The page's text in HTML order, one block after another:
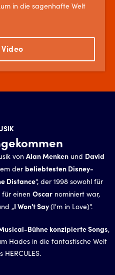
in die sagenhafte Welt
von Alan Menken und David
der beliebtesten Disney-
Distance“, der 1998 sowohl für
einen Oscar nominiert war,
„I Won't Say(I'm in Love)".
Bühne konzipierte Songs,
Hades in die fantastische Welt
HERCULES.